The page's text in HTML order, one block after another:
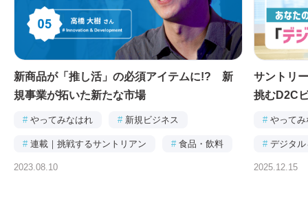
新商品が「推し活」の必須アイテムに!? 新
規事業が拓いた新たな市場
# やってみなはれ # 新規ビジネス
# 連載｜挑戦するサントリアン # 食品・飲料
2023.08.10
サントリ
挑むD2C
# やって
# デジタ
# 連載｜
2025.12.15